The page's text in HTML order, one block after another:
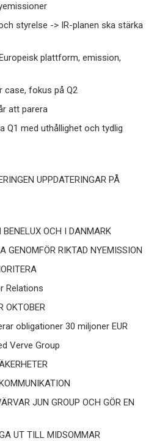
styrelse -> IR-planen ska stärka
plattform, emission,
case, fokus på Q2
att parera
Q1 med uthållighet och tydlig
UPPDATERINGAR PÅ
BENELUX OCH I DANMARK
GENOMFÖR RIKTAD NYEMISSION
Relations
OKTOBER
obligationer 30 miljoner EUR
Verve Group
JUN GROUP OCH GÖR EN
UT TILL MIDSOMMAR